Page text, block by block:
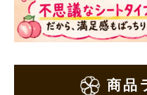
商品